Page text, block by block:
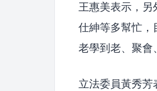
王惠美表示，另
仕紳等多幫忙，
老學到老、聚會
立法委員黃秀芳